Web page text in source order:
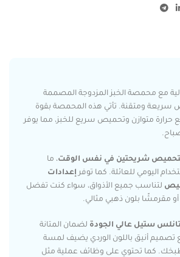
مع محمصة الخبز المزدوجة المصممة
سريعة ومتقنة. تأتي هذه المحمصة بقوة
حرارة متوازن وتحميص سريع للخبز، مما يوفر
شريحتين في نفس الوقت، ما
اليومي للعائلة. كما توفر إعدادات
لتناسب جميع الأذواق، سواء كنت تفضل
مقرمشًا بلون ذهبي مثالي.
ستيل عالي الجودة لضمان المتانة
تصميم أنيق باللون الوردي يضيف لمسة
كما تحتوي على وظائف عملية مثل